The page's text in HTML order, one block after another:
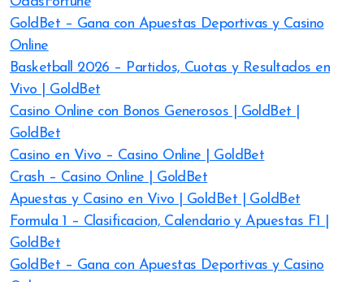
GoldBet – Gana con Apuestas Deportivas y Casino
Online
Basketball 2026 – Partidos, Cuotas y Resultados en
Vivo | GoldBet
Casino Online con Bonos Generosos | GoldBet |
GoldBet
Casino en Vivo – Casino Online | GoldBet
Crash – Casino Online | GoldBet
Apuestas y Casino en Vivo | GoldBet | GoldBet
Formula 1 – Clasificacion, Calendario y Apuestas F1 |
GoldBet
GoldBet – Gana con Apuestas Deportivas y Casino